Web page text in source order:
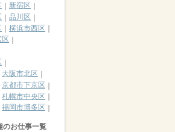
新宿区
品川区
横浜市西区
区
大阪市北区
京都市下京区
札幌市中央区
福岡市博多区
のお仕事一覧